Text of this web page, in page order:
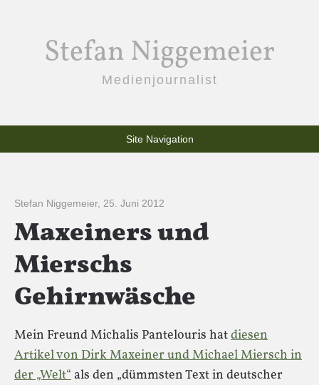
Stefan Niggemeier
Medienjournalist
Site Navigation
Stefan Niggemeier, 25. Juni 2012
Maxeiners und
Mierschs
Gehirnwäsche
Mein Freund Michalis Pantelouris hatdiesen
Artikel von Dirk Maxeiner und Michael Miersch in
der „Welt“ als den „dümmsten Text in deutscher